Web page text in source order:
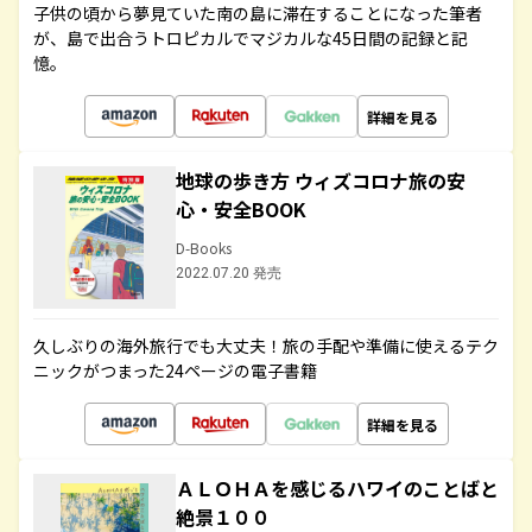
子供の頃から夢見ていた南の島に滞在することになった筆者
が、島で出合うトロピカルでマジカルな45日間の記録と記
憶。
詳細を見る
地球の歩き方 ウィズコロナ旅の安
心・安全BOOK
D-Books
2022.07.20 発売
久しぶりの海外旅行でも大丈夫！旅の手配や準備に使えるテク
ニックがつまった24ページの電子書籍
詳細を見る
ＡＬＯＨＡを感じるハワイのことばと
絶景１００